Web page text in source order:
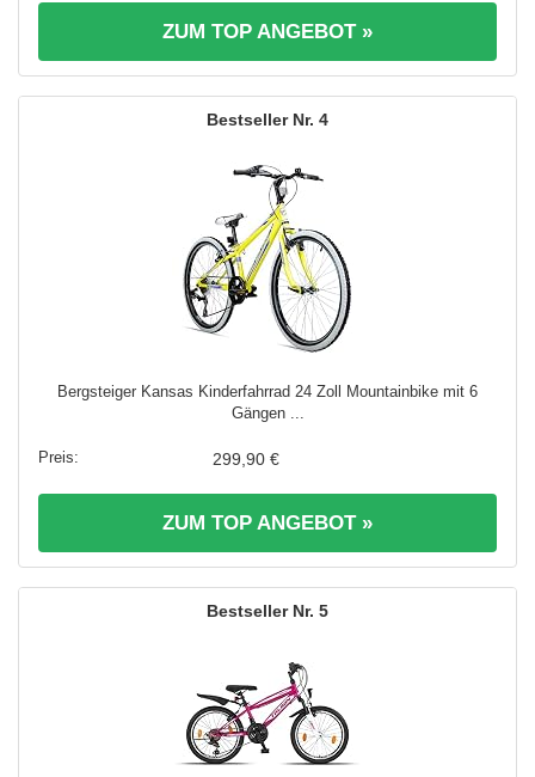
ZUM TOP ANGEBOT »
4
Bergsteiger Kansas Kinderfahrrad 24 Zoll Mountainbike mit 6
Gängen ...
299,90 €
ZUM TOP ANGEBOT »
5